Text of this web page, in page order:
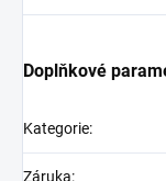
Doplňkové
Kategorie:
Záruka: